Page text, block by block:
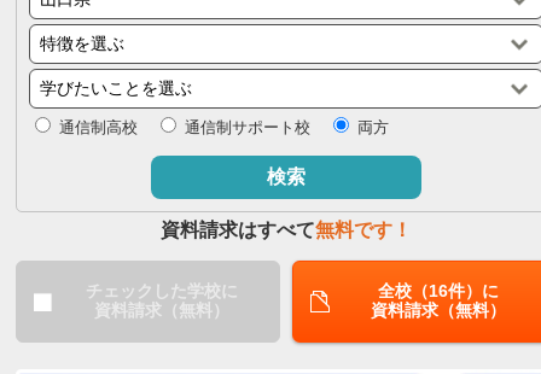
近畿
四国 九州・沖縄
閉じる
通信制高校 通信制サポート校 両方
検索
資料請求はすべて無料です！
チェックした学校に
資料請求（無料）
全校（16件）に
資料請求（無料）